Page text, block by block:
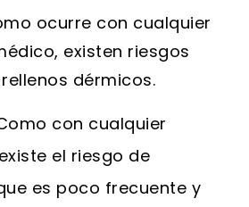
ocurre con cualquier
existen riesgos
dérmicos.
con cualquier
el riesgo de
es poco frecuente y